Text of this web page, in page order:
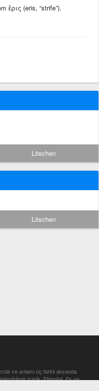
ἔρις (eris, “strife”).
Löschen
Löschen
ve anlamı üç farklı aksanda
içerik. Etimoloji, Eş ve